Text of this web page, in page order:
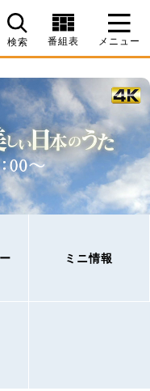
検索 番組表 メニュー
ミニ情報